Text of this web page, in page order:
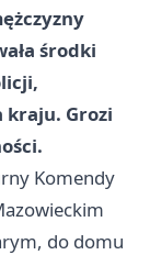
środki
kraju. Grozi
Komendy
do domu